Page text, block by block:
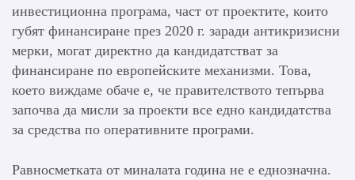
инвестиционна програма, част от проектите, които
губят финансиране през 2020 г. заради антикризисни
мерки, могат директно да кандидатстват за
финансиране по европейските механизми. Това,
което виждаме обаче е, че правителството тепърва
започва да мисли за проекти все едно кандидатства
за средства по оперативните програми.
Равносметката от миналата година не е еднозначна.